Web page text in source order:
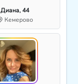
Диана, 44
Кемерово